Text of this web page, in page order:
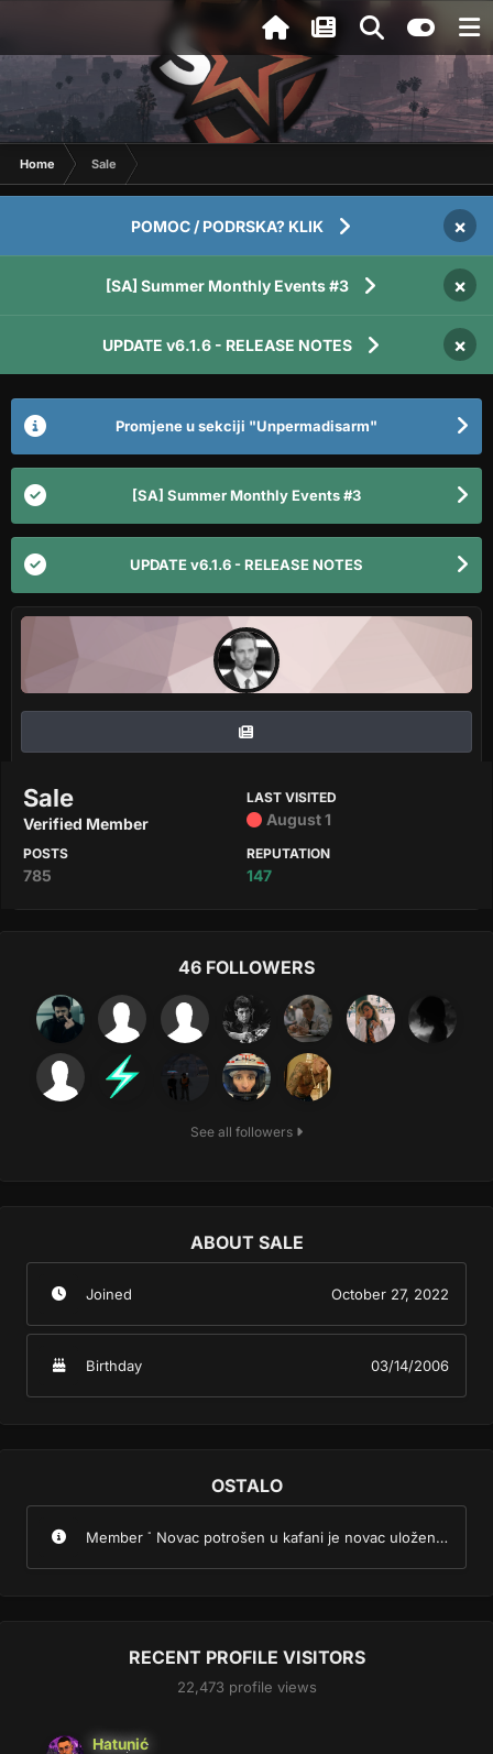
Home Sale
POMOC / PODRSKA? KLIK ×
[SA] Summer Monthly Events #3 ×
UPDATE v6.1.6 - RELEASE NOTES ×
Promjene u sekciji "Unpermadisarm"
[SA] Summer Monthly Events #3
UPDATE v6.1.6 - RELEASE NOTES
Sale
Verified Member
LAST VISITED
August 1
POSTS
785
REPUTATION
147
46 FOLLOWERS
See all followers
ABOUT SALE
Joined October 27, 2022
Birthday 03/14/2006
OSTALO
Member Title Novac potrošen u kafani je novac uložen u sjećanja.
RECENT PROFILE VISITORS
22,473 profile views
Hatunić